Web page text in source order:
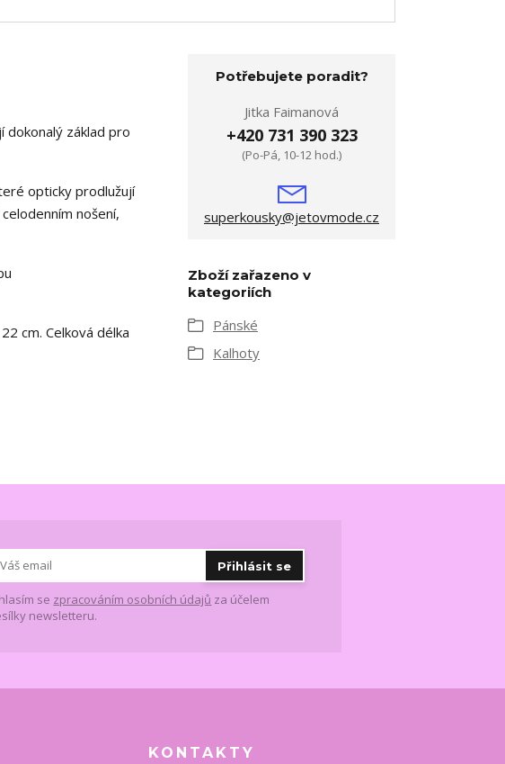
dokonalý základ pro
opticky prodlužují
nošení,
cm. Celková délka
Potřebujete poradit?
Jitka Faimanová
+420 731 390 323
(Po-Pá, 10-12 hod.)
superkousky@jetovmode.cz
Zboží zařazeno v
kategoriích
Pánské
Kalhoty
Přihlásit se
se zpracováním osobních údajů za účelem
newsletteru.
KONTAKTY